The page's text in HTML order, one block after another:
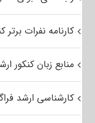
کارنامه نفرات برتر
منابع زبان کنکور
کارشناسی ارشد